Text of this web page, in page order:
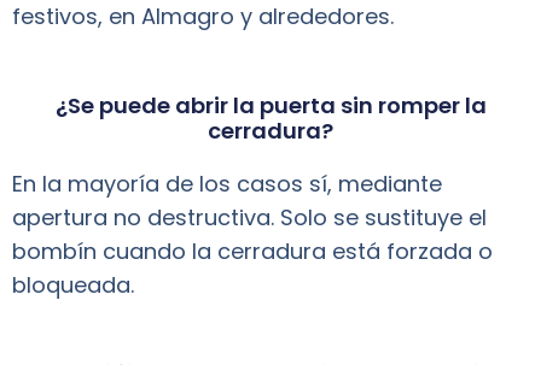
festivos, en Almagro y alrededores.
¿Se puede abrir la puerta sin romper la
cerradura?
En la mayoría de los casos sí, mediante
apertura no destructiva. Solo se sustituye el
bombín cuando la cerradura está forzada o
bloqueada.